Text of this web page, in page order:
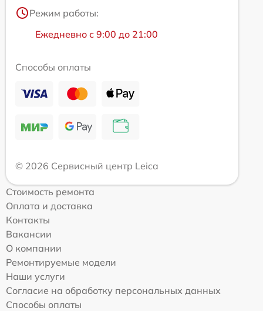
Режим работы:
Ежедневно с 9:00 до 21:00
Способы оплаты
© 2026 Сервисный центр Leica
Стоимость ремонта
Оплата и доставка
Контакты
Вакансии
О компании
Ремонтируемые модели
Наши услуги
Согласие на обработку персональных данных
Способы оплаты